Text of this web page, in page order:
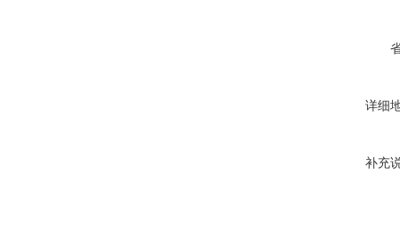
详细
补充